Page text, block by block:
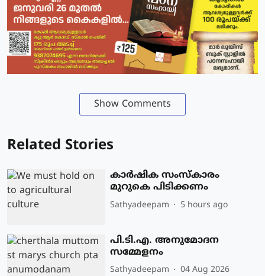
Show Comments
Related Stories
കാർഷിക സംസ്കാരം
മുറുകെ പിടിക്കണം
Sathyadeepam 5 hours ago
പി.ടി.എ. അനുമോദന
സമ്മേളനം
Sathyadeepam 04 Aug 2026